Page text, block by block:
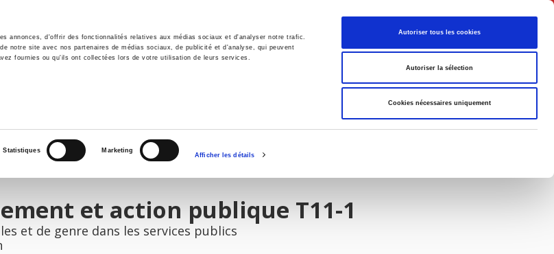
annonces, d'offrir des fonctionnalités relatives aux médias sociaux et d'analyser notre trafic.
notre site avec nos partenaires de médias sociaux, de publicité et d'analyse, qui peuvent
fournies ou qu'ils ont collectées lors de votre utilisation de leurs services.
Statistiques Marketing
Afficher les détails
Autoriser tous les cookies
Autoriser la sélection
Cookies nécessaires uniquement
Français
Histoire International
et action publique T11-1
et de genre dans les services publics